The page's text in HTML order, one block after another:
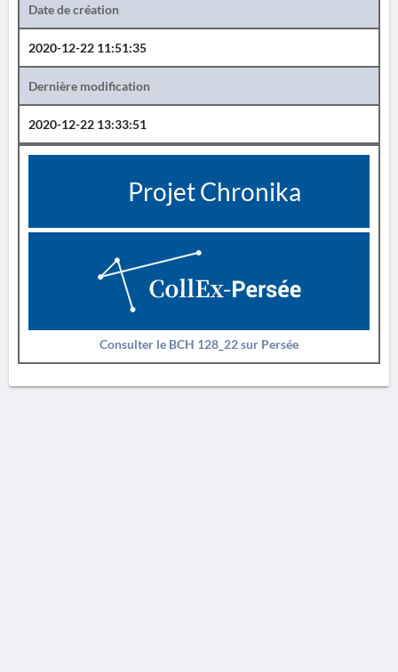
Date de création
2020-12-22 11:51:35
Dernière modification
2020-12-22 13:33:51
Projet Chronika
Consulter le BCH 128_22 sur Persée